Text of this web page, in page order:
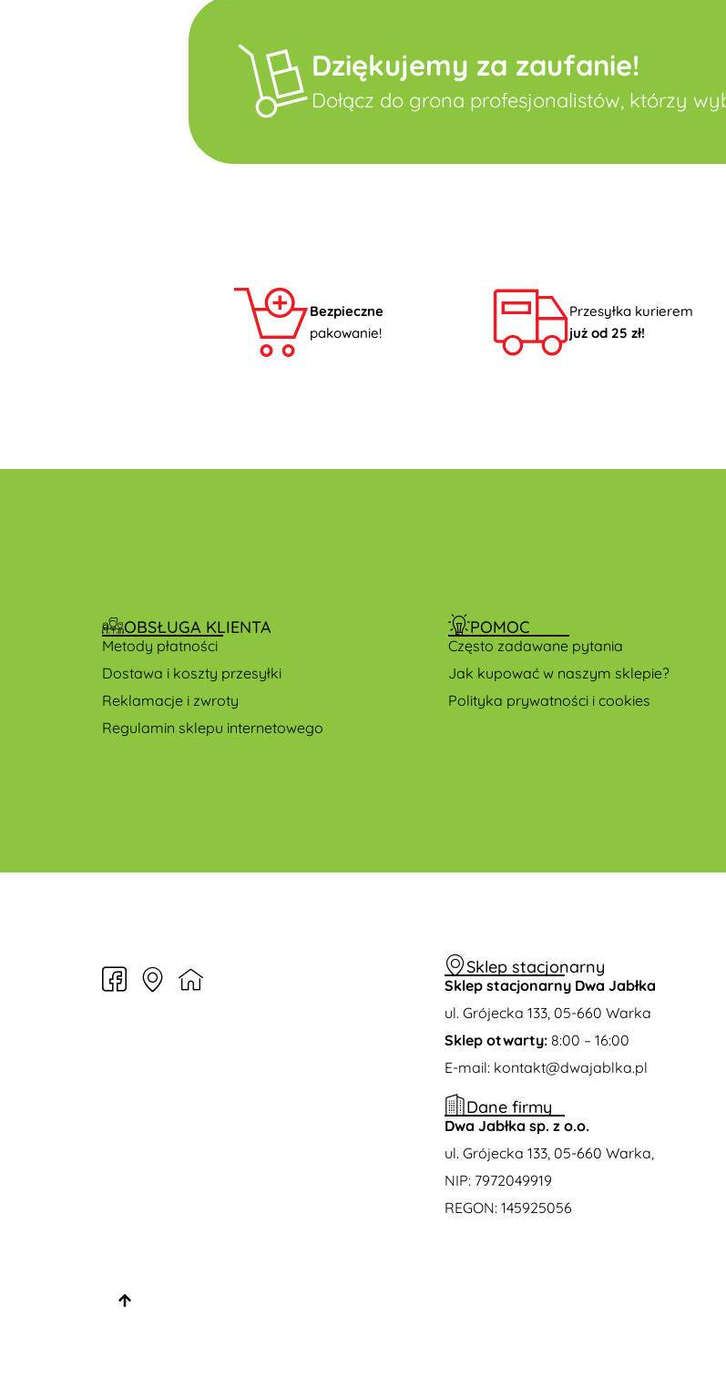
Dziękujemy za zaufanie!
Dołącz do grona profesjonalistów, którzy
Bezpieczne
pakowanie!
Przesyłka kurierem
już od 25 zł!
OBSŁUGA KLIENTA
Metody płatności
Dostawa i koszty przesyłki
Reklamacje i zwroty
Regulamin sklepu internetowego
POMOC
Często zadawane pytania
Jak kupować w naszym sklepie?
Polityka prywatności i cookies
Sklep stacjonarny
Sklep stacjonarny Dwa Jabłka
ul. Grójecka 133, 05-660 Warka
Sklep otwarty: 8:00 – 16:00
E-mail: kontakt@dwajablka.pl
Dane firmy
Dwa Jabłka sp. z o.o.
ul. Grójecka 133, 05-660 Warka
NIP: 7972049919
REGON: 145925056